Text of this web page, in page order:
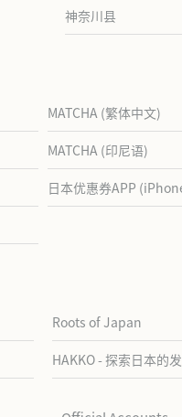
神奈川县
MATCHA (繁体中文)
MATCHA (印尼语)
日本优惠券APP
Roots of Japan
HAKKO - 探索日本的